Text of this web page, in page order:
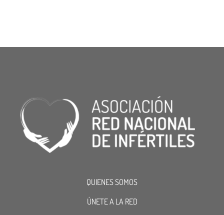
QUIENES SOMOS
ÚNETE A LA RED